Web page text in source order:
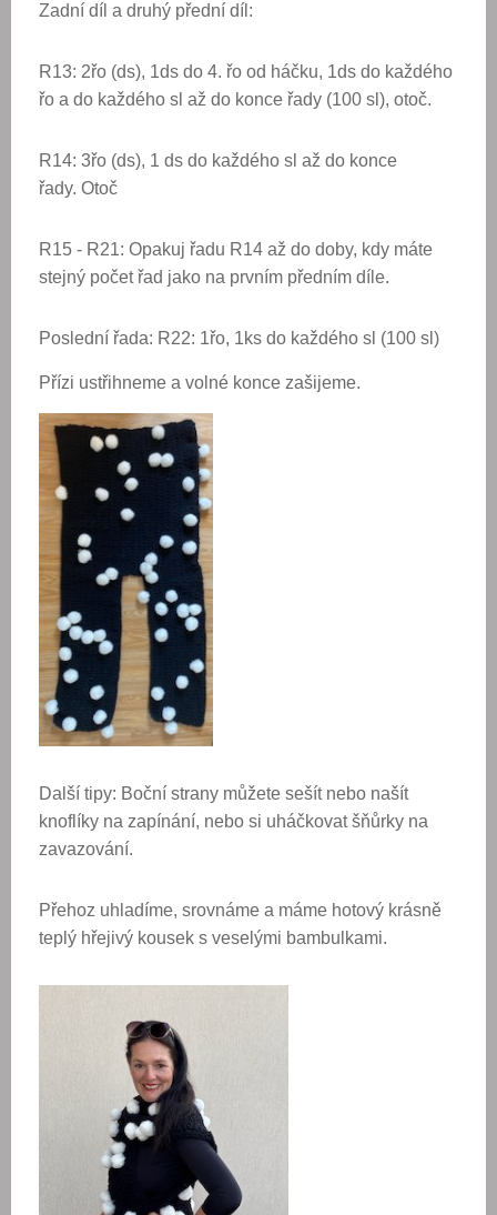
Zadní díl a druhý přední díl:
R13: 2řo (ds), 1ds do 4. řo od háčku, 1ds do každého
řo a do každého sl až do konce řady (100 sl), otoč.
R14: 3řo (ds), 1 ds do každého sl až do konce
řady. Otoč
R15 - R21: Opakuj řadu R14 až do doby, kdy máte
stejný počet řad jako na prvním předním díle.
Poslední řada: R22: 1řo, 1ks do každého sl (100 sl)
Přízi ustřihneme a volné konce zašijeme.
Další tipy: Boční strany můžete sešít nebo našít
knoflíky na zapínání, nebo si uháčkovat šňůrky na
zavazování.
Přehoz uhladíme, srovnáme a máme hotový krásně
teplý hřejivý kousek s veselými bambulkami.